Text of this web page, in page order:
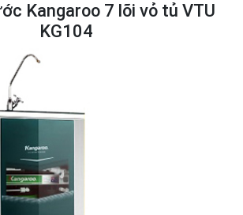
Kangaroo 7 lõi vỏ tủ VTU
KG104